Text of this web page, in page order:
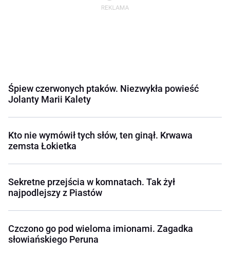
Śpiew czerwonych ptaków. Niezwykła powieść
Jolanty Marii Kalety
Kto nie wymówił tych słów, ten ginął. Krwawa
zemsta Łokietka
Sekretne przejścia w komnatach. Tak żył
najpodlejszy z Piastów
Czczono go pod wieloma imionami. Zagadka
słowiańskiego Peruna